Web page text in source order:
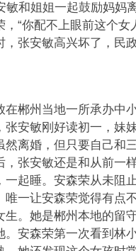
敏和姐姐一起鼓励妈妈
“你配不上眼前这个女
张安敏高兴坏了，民
郴州当地一所承办中
安敏刚好读初一，妹
离婚，但只要自己和
张安敏还是和从前一
起睡。安森荣从未阻
一让安森荣觉得有点
。她是郴州本地的留
安森荣第一次看到林